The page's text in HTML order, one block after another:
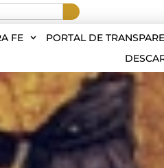
FE PORTAL DE